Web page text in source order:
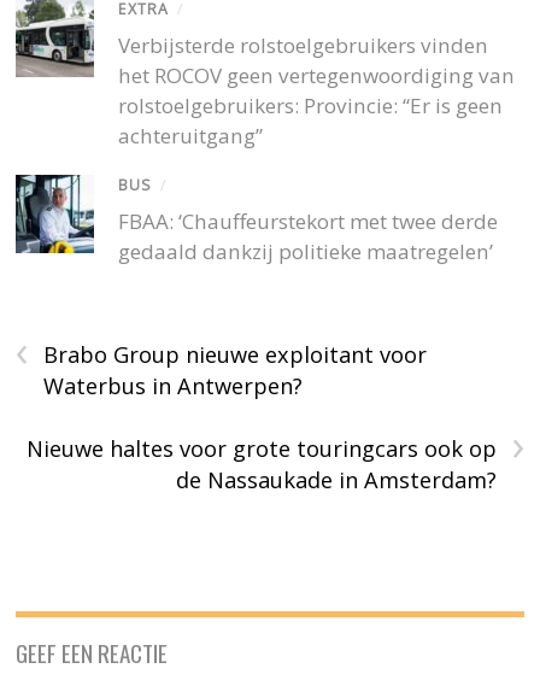
EXTRA /
Verbijsterde rolstoelgebruikers vinden
het ROCOV geen vertegenwoordiging van
rolstoelgebruikers: Provincie: “Er is geen
achteruitgang”
BUS /
FBAA: ‘Chauffeurstekort met twee derde
gedaald dankzij politieke maatregelen’
‹
Brabo Group nieuwe exploitant voor
Waterbus in Antwerpen?
›
Nieuwe haltes voor grote touringcars ook op
de Nassaukade in Amsterdam?
GEEF EEN REACTIE